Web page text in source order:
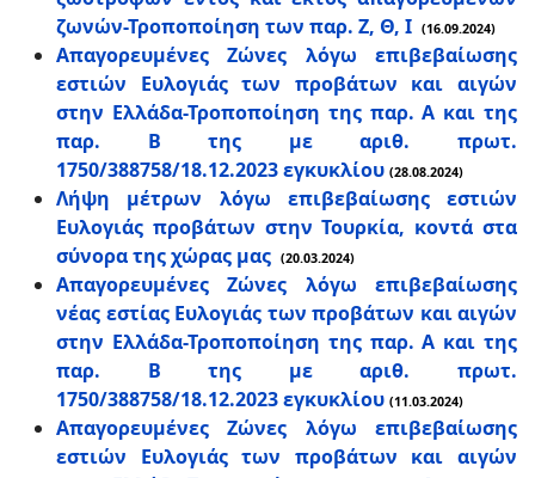
ζωνών-Τροποποίηση των παρ. Ζ, Θ, Ι (16.09.2024)
Απαγορευμένες Ζώνες λόγω επιβεβαίωσης
εστιών Ευλογιάς των προβάτων και αιγών
στην Ελλάδα-Τροποποίηση της παρ. Α και της
παρ. Β της με αριθ. πρωτ.
1750/388758/18.12.2023 εγκυκλίου (28.08.2024)
Λήψη μέτρων λόγω επιβεβαίωσης εστιών
Ευλογιάς προβάτων στην Τουρκία, κοντά στα
σύνορα της χώρας μας (20.03.2024)
Απαγορευμένες Ζώνες λόγω επιβεβαίωσης
νέας εστίας Ευλογιάς των προβάτων και αιγών
στην Ελλάδα-Τροποποίηση της παρ. Α και της
παρ. Β της με αριθ. πρωτ.
1750/388758/18.12.2023 εγκυκλίου (11.03.2024)
Απαγορευμένες Ζώνες λόγω επιβεβαίωσης
εστιών Ευλογιάς των προβάτων και αιγών